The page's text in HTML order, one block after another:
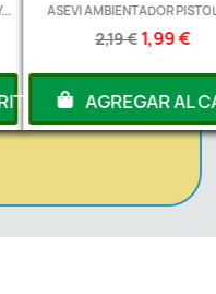
ASEVI AMBIENTADOR PISTOLA...
2,19 €1,99 €
AGREGAR AL